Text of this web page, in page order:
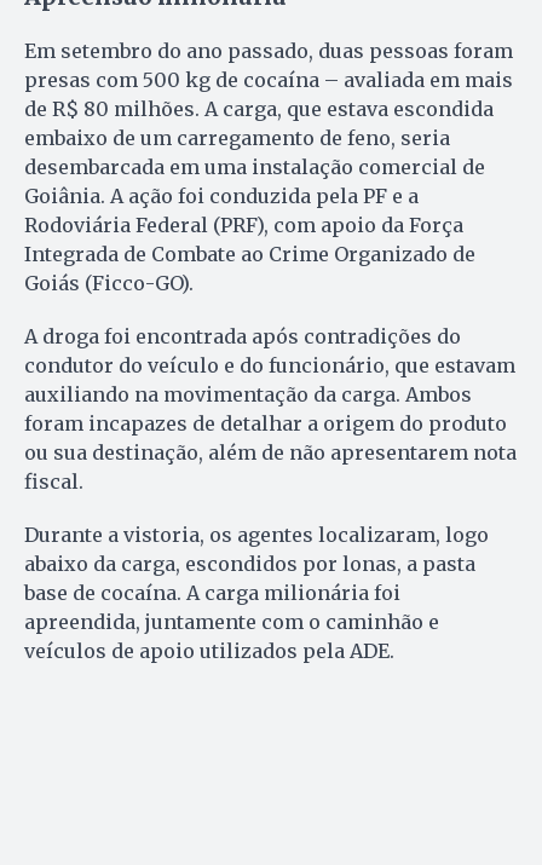
Em setembro do ano passado, duas pessoas foram
presas com 500 kg de cocaína – avaliada em mais
de R$ 80 milhões. A carga, que estava escondida
embaixo de um carregamento de feno, seria
desembarcada em uma instalação comercial de
Goiânia. A ação foi conduzida pela PF e a
Rodoviária Federal (PRF), com apoio da Força
Integrada de Combate ao Crime Organizado de
Goiás (Ficco-GO).
A droga foi encontrada após contradições do
condutor do veículo e do funcionário, que estavam
auxiliando na movimentação da carga. Ambos
foram incapazes de detalhar a origem do produto
ou sua destinação, além de não apresentarem nota
fiscal.
Durante a vistoria, os agentes localizaram, logo
abaixo da carga, escondidos por lonas, a pasta
base de cocaína. A carga milionária foi
apreendida, juntamente com o caminhão e
veículos de apoio utilizados pela ADE.